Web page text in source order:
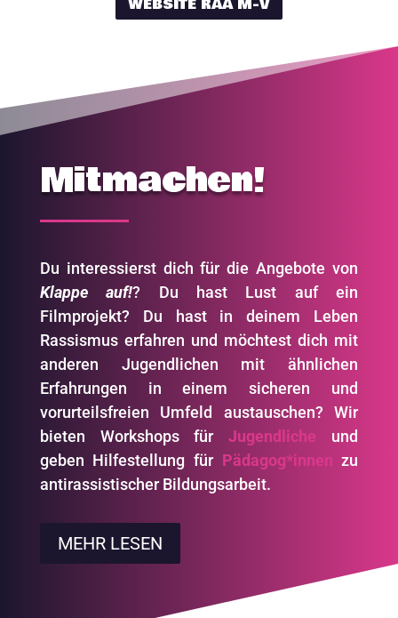
Mitmachen!
Du interessierst dich für die Angebote von
Klappe auf!? Du hast Lust auf ein
Filmprojekt? Du hast in deinem Leben
Rassismus erfahren und möchtest dich mit
anderen Jugendlichen mit ähnlichen
Erfahrungen in einem sicheren und
vorurteilsfreien Umfeld austauschen? Wir
bieten Workshops fürJugendliche und
geben Hilfestellung für Pädagog*innen zu
antirassistischer Bildungsarbeit.
MEHR LESEN